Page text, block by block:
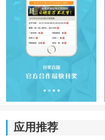
软件优势
1、实时开奖提醒：
系统
动态，当有最新结果更新
2、信息同步效率高：
资
可查看最新内容，减少等
3、遗漏数据可视化：
通
4、合买交流模块：
应用推荐